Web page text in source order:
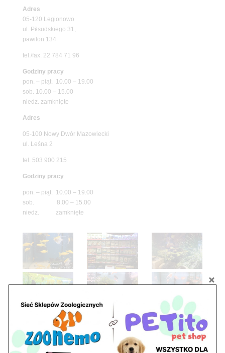
Adres
05-120 Legionowo
ul. Piłsudskiego 31,
pawilon 134
tel./fax. 22 784 71 96
Godziny pracy
pon. – piąt. 10.00 – 19.00
sob. 10.00 – 15.00
niedz. zamknięte
Adres
05-100 Nowy Dwór Mazowiecki
ul. Leśna 2
tel. 503 900 215
Godziny pracy
pon. – piąt. 10.00 – 19.00
sob. 8.00 – 15.00
niedz. zamknięte